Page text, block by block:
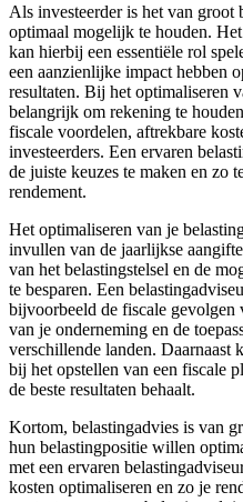
Als investeerder is het van groot
optimaal mogelijk te houden.
kan hierbij een essentiële rol
een aanzienlijke impact hebben
resultaten. Bij het optimaliseren
belangrijk om rekening te
fiscale voordelen, aftrekbare
investeerders. Een ervaren
de juiste keuzes te maken en zo
rendement.
Het optimaliseren van je
invullen van de jaarlijkse
van het belastingstelsel en de
te besparen. Een
bijvoorbeeld de fiscale gevolgen
van je onderneming en de
verschillende landen. Daarnaast
bij het opstellen van een fiscale
de beste resultaten behaalt.
Kortom, belastingadvies is van
hun belastingpositie willen
met een ervaren
kosten optimaliseren en zo je